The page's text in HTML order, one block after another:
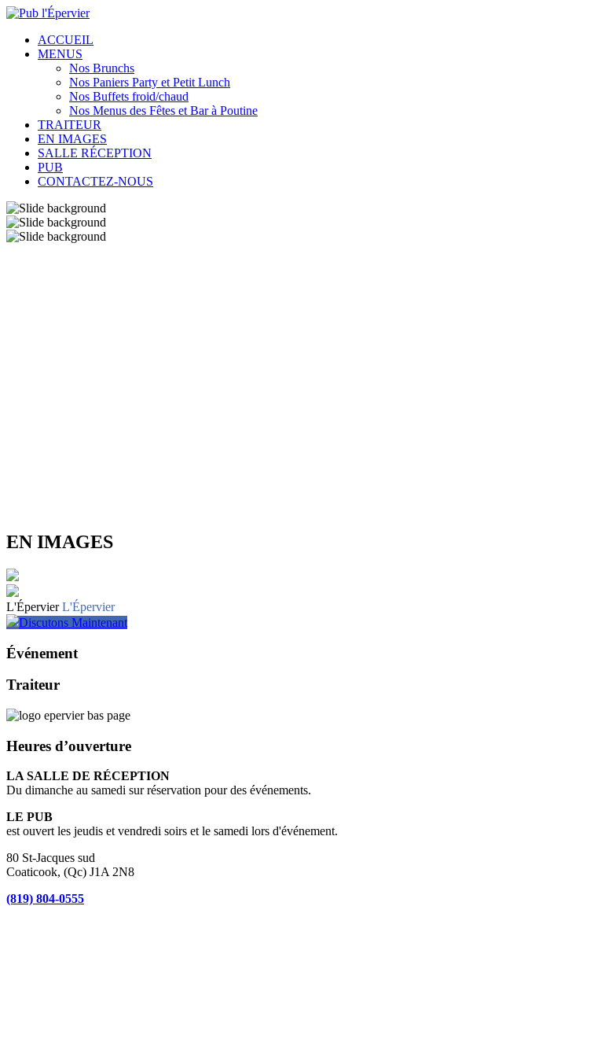
ACCUEIL
MENUS
Nos Brunchs
Nos Paniers Party et Petit Lunch
Nos Buffets froid/chaud
Nos Menus des Fêtes et Bar à Poutine
TRAITEUR
EN IMAGES
SALLE RÉCEPTION
PUB
CONTACTEZ-NOUS
EN IMAGES
L'Épervier L'Épervier
Discutons Maintenant
Événement
Traiteur
Heures d’ouverture
LA SALLE DE RÉCEPTION
Du dimanche au samedi sur réservation pour des événements.
LE PUB
est ouvert les jeudis et vendredi soirs et le samedi lors d'événement.
80 St-Jacques sud
Coaticook, (Qc) J1A 2N8
(819) 804-0555